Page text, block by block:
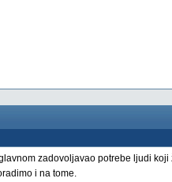
zadovoljavao potrebe ljudi koji
i na tome.